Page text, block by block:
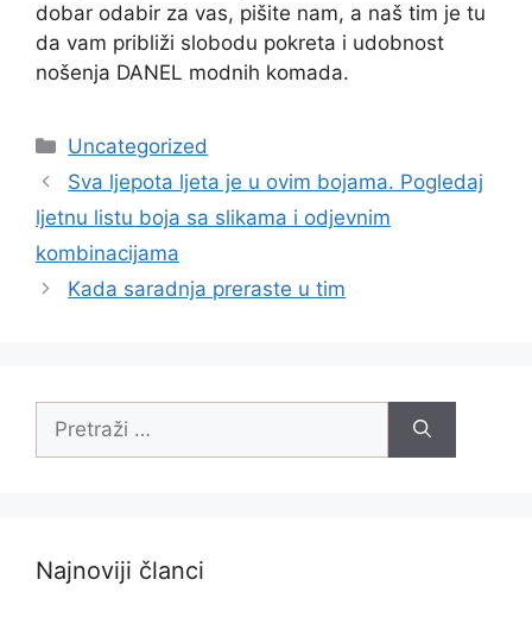
dobar odabir za vas, pišite nam, a naš tim je tu
da vam približi slobodu pokreta i udobnost
nošenja DANEL modnih komada.
Uncategorized
Sva ljepota ljeta je u ovim bojama. Pogledaj
ljetnu listu boja sa slikama i odjevnim
kombinacijama
Kada saradnja preraste u tim
Najnoviji članci